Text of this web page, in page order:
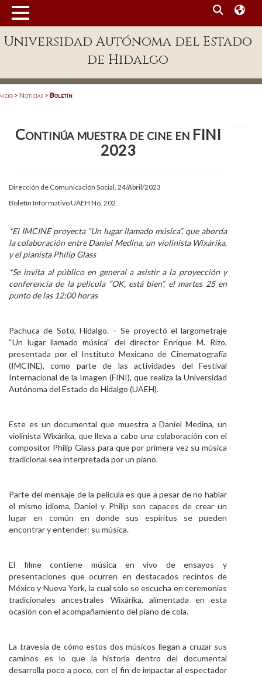
Enlaces
Patronato
Publicaciones en línea
Acreditación Internacional
Alumnado
Aspirantes
Personal
Alumni
Universidad Autónoma del Estado
de Hidalgo
> Noticias > Boletín
Continúa muestra de cine en FINI
2023
Dirección de Comunicación Social, 24/Abril/2023
Boletín Informativo UAEH No. 202
*El IMCINE proyecta “Un lugar llamado música”, que aborda
la colaboración entre Daniel Medina, un violinista Wixárika,
y el pianista Philip Glass
*Se invita al público en general a asistir a la proyección y
conferencia de la película “OK, está bien”, el martes 25 en
punto de las 12:00 horas
Pachuca de Soto, Hidalgo. – Se proyectó el largometraje
“Un lugar llamado música” del director Enrique M. Rizo,
presentada por el Instituto Mexicano de Cinematografía
(IMCINE), como parte de las actividades del Festival
Internacional de la Imagen (FINI), que realiza la Universidad
Autónoma del Estado de Hidalgo (UAEH).
Este es un documental que muestra a Daniel Medina, un
violinista Wixárika, que lleva a cabo una colaboración con el
compositor Philip Glass para que por primera vez su música
tradicional sea interpretada por un piano.
Parte del mensaje de la película es que a pesar de no hablar
el mismo idioma, Daniel y Philip son capaces de crear un
lugar en común en donde sus espíritus se pueden
encontrar y entender: su música.
El filme contiene música en vivo de ensayos y
presentaciones que ocurren en destacados recintos de
México y Nueva York, la cual solo se escucha en ceremonias
tradicionales ancestrales Wixárika, alimentada en esta
ocasión con el acompañamiento del piano de cola.
La travesía de cómo estos dos músicos llegan a cruzar sus
caminos es lo que la historia dentro del documental
desarrolla poco a poco, con el fin de impactar al espectador